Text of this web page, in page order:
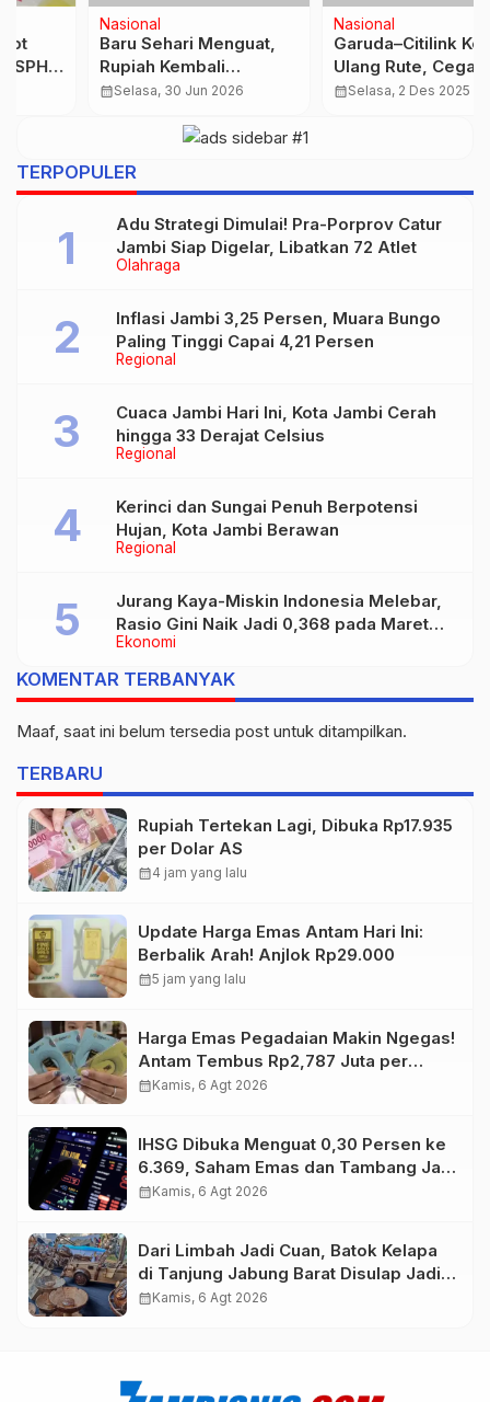
Baru Sehari Menguat,
Rupiah Kembali
Tersungkur Dihantam
Selasa, 30 Jun 2026
Garuda–Citilink Kocok
Ulang Rute, Cegah
Kanibalisasi & Perkuat
Selasa, 2 Des 2025
TERPOPULER
Olahraga
Adu Strategi Dimulai! Pra-Porprov Catur
Jambi Siap Digelar, Libatkan 72 Atlet
Regional
Inflasi Jambi 3,25 Persen, Muara Bungo
Paling Tinggi Capai 4,21 Persen
Regional
Cuaca Jambi Hari Ini, Kota Jambi Cerah
hingga 33 Derajat Celsius
Regional
Kerinci dan Sungai Penuh Berpotensi
Hujan, Kota Jambi Berawan
Ekonomi
Jurang Kaya-Miskin Indonesia Melebar,
Rasio Gini Naik Jadi 0,368 pada Maret
2026
KOMENTAR TERBANYAK
Maaf, saat ini belum tersedia post untuk ditampilkan.
TERBARU
Rupiah Tertekan Lagi, Dibuka Rp17.935
per Dolar AS
calendar_month4 jam yang lalu
Update Harga Emas Antam Hari Ini:
Berbalik Arah! Anjlok Rp29.000
calendar_month5 jam yang lalu
Harga Emas Pegadaian Makin Ngegas!
Antam Tembus Rp2,787 Juta per
Gram
calendar_monthKamis, 6 Agt 2026
IHSG Dibuka Menguat 0,30 Persen ke
6.369, Saham Emas dan Tambang Jadi
Penggerak
calendar_monthKamis, 6 Agt 2026
Dari Limbah Jadi Cuan, Batok Kelapa
di Tanjung Jabung Barat Disulap Jadi
Kerajinan Bernilai Tinggi
calendar_monthKamis, 6 Agt 2026